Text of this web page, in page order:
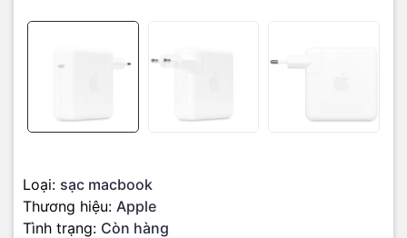
Loại: sạc macbook
Thương hiệu: Apple
Tình trạng: Còn hàng
Bảo hành 12 tháng:
📦 Thông số kỹ thuật
Công suất:
Trọng lượng:
12.3 ounces
Xuất xứ:
Chính hãng Apple